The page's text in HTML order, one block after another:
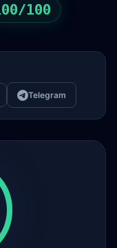
100
Telegram